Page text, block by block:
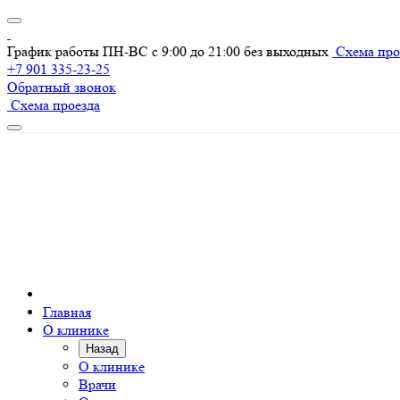
График работы ПН-ВС с 9:00 до 21:00 без выходных Схема
+7 901 335-23-25
Обратный звонок
Схема проезда
Главная
О клинике
Назад
О клинике
Врачи